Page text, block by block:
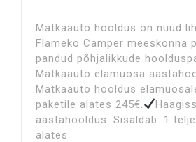
Matkaauto hooldus on nüüd
Flameko Camper meeskonna
pandud põhjalikkude
Matkaauto elamuosa
Matkaauto hooldus
paketile alates 245€.
aastahooldus. Sisaldab: 1
alates